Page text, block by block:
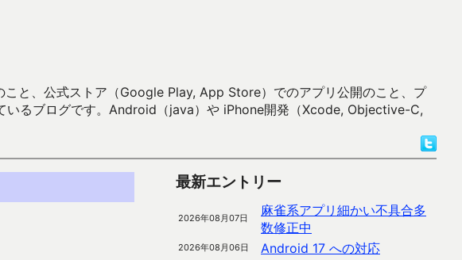
と、公式ストア（Google Play, App Store）でのアプリ公開のこと、プ
いるブログです。Android（java）や iPhone開発（Xcode, Objective-C,
最新エントリー
2026年08月07日
麻雀系アプリ細かい不具合多
数修正中
2026年08月06日 Android 17 への対応